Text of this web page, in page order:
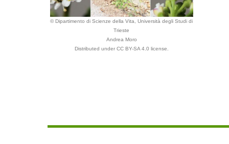
© Dipartimento di Scienze della Vita, Università degli Studi di
Trieste
Andrea Moro
Distributed under CC BY-SA 4.0 license.